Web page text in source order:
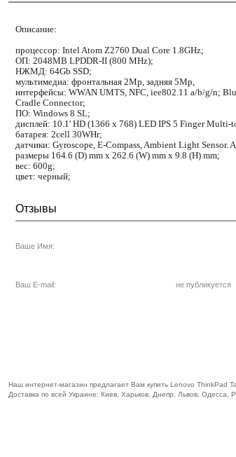
Описание:
процессор: Intel Atom Z2760 Dual Core 1.8GHz;
ОП: 2048МB LPDDR-II (800 MHz);
НЖМД: 64Gb SSD;
мультимедиа: фронтальная 2Mp, задняя 5Mp,
интерфейсы: WWAN UMTS, NFC, iee802.11 a/b/g/n;
Cradle Connector;
ПО: Windows 8 SL;
дисплей: 10.1' HD (1366 x 768) LED IPS 5 Finger Multi-
батарея: 2cell 30WHr;
датчики: Gyroscope, E-Compass, Ambient Light Sensor.
размеры 164.6 (D) mm x 262.6 (W) mm x 9.8 (H) mm;
вес: 600g;
цвет: черный;
Отзывы
Ваше Имя:
не публикуется
Ваш E-mail:
Наш интернет-магазин предлагает Вам купить Lenovo ThinkPad
Доставка по всей Украине: Киев, Харьков, Днепр, Львов, Одесса,